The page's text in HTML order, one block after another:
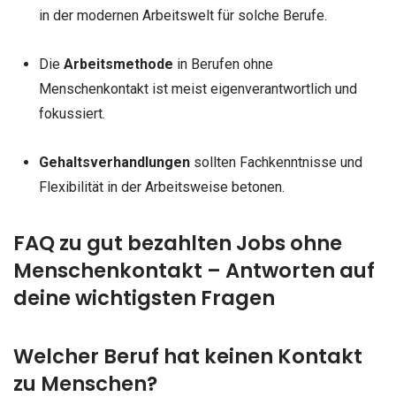
in der modernen Arbeitswelt für solche Berufe.
Die Arbeitsmethode in Berufen ohne
Menschenkontakt ist meist eigenverantwortlich und
fokussiert.
Gehaltsverhandlungensollten Fachkenntnisse und
Flexibilität in der Arbeitsweise betonen.
FAQ zu gut bezahlten Jobs ohne
Menschenkontakt – Antworten auf
deine wichtigsten Fragen
Welcher Beruf hat keinen Kontakt
zu Menschen?